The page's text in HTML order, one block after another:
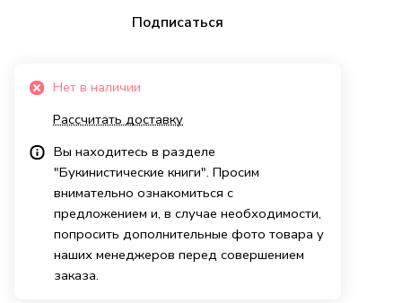
Подписаться
Нет в наличии
Рассчитать доставку
Вы находитесь в разделе
"Букинистические книги". Просим
внимательно ознакомиться с
предложением и, в случае необходимости,
попросить дополнительные фото товара у
наших менеджеров перед совершением
заказа.